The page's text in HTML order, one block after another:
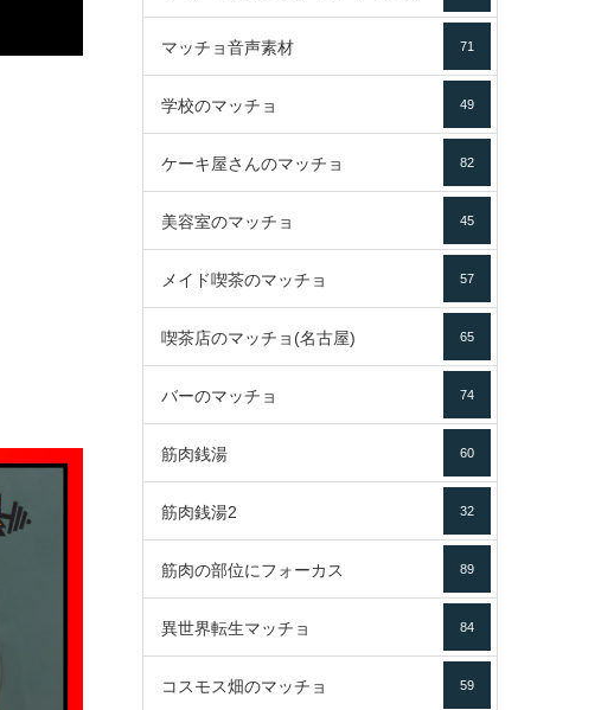
マッチョ音声素材 71
学校のマッチョ 49
ケーキ屋さんのマッチョ 82
美容室のマッチョ 45
メイド喫茶のマッチョ 57
喫茶店のマッチョ(名古屋) 65
バーのマッチョ 74
筋肉銭湯 60
筋肉銭湯2 32
筋肉の部位にフォーカス 89
異世界転生マッチョ 84
コスモス畑のマッチョ 59